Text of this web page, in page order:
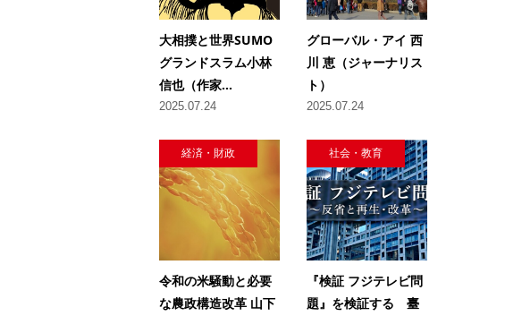
大相撲と世界SUMO
グランドスラム小林
信也（作家...
2025.07.24
グローバル・アイ 西
川 恵（ジャーナリス
ト）
2025.07.24
経済・財政
令和の米騒動と必要
な農政構造改革 山下
社会・教育
『検証 フジテレビ問
題』を検証する 臺